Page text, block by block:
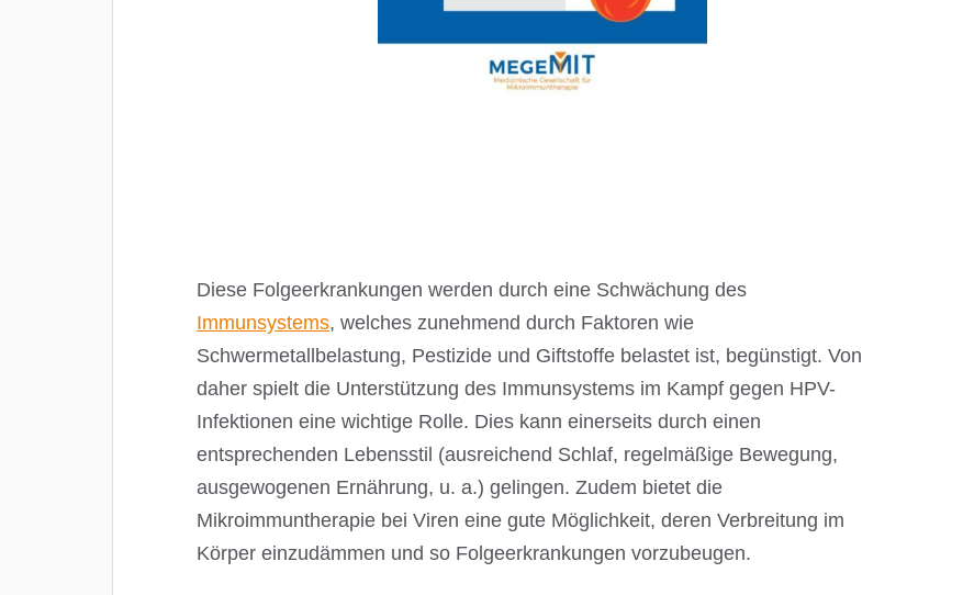
Diese Folgeerkrankungen werden durch eine Schwächung des
Immunsystems, welches zunehmend durch Faktoren wie
Schwermetallbelastung, Pestizide und Giftstoffe belastet ist, begünstigt. Von
daher spielt die Unterstützung des Immunsystems im Kampf gegen HPV-
Infektionen eine wichtige Rolle. Dies kann einerseits durch einen
entsprechenden Lebensstil (ausreichend Schlaf, regelmäßige Bewegung,
ausgewogenen Ernährung, u. a.) gelingen. Zudem bietet die
Mikroimmuntherapie bei Viren eine gute Möglichkeit, deren Verbreitung im
Körper einzudämmen und so Folgeerkrankungen vorzubeugen.